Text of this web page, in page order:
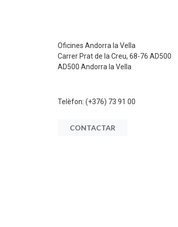
Oficines Andorra la Vella
Carrer Prat de la Creu, 68-76 AD500
AD500 Andorra la Vella
Telèfon: (+376) 73 91 00
CONTACTAR